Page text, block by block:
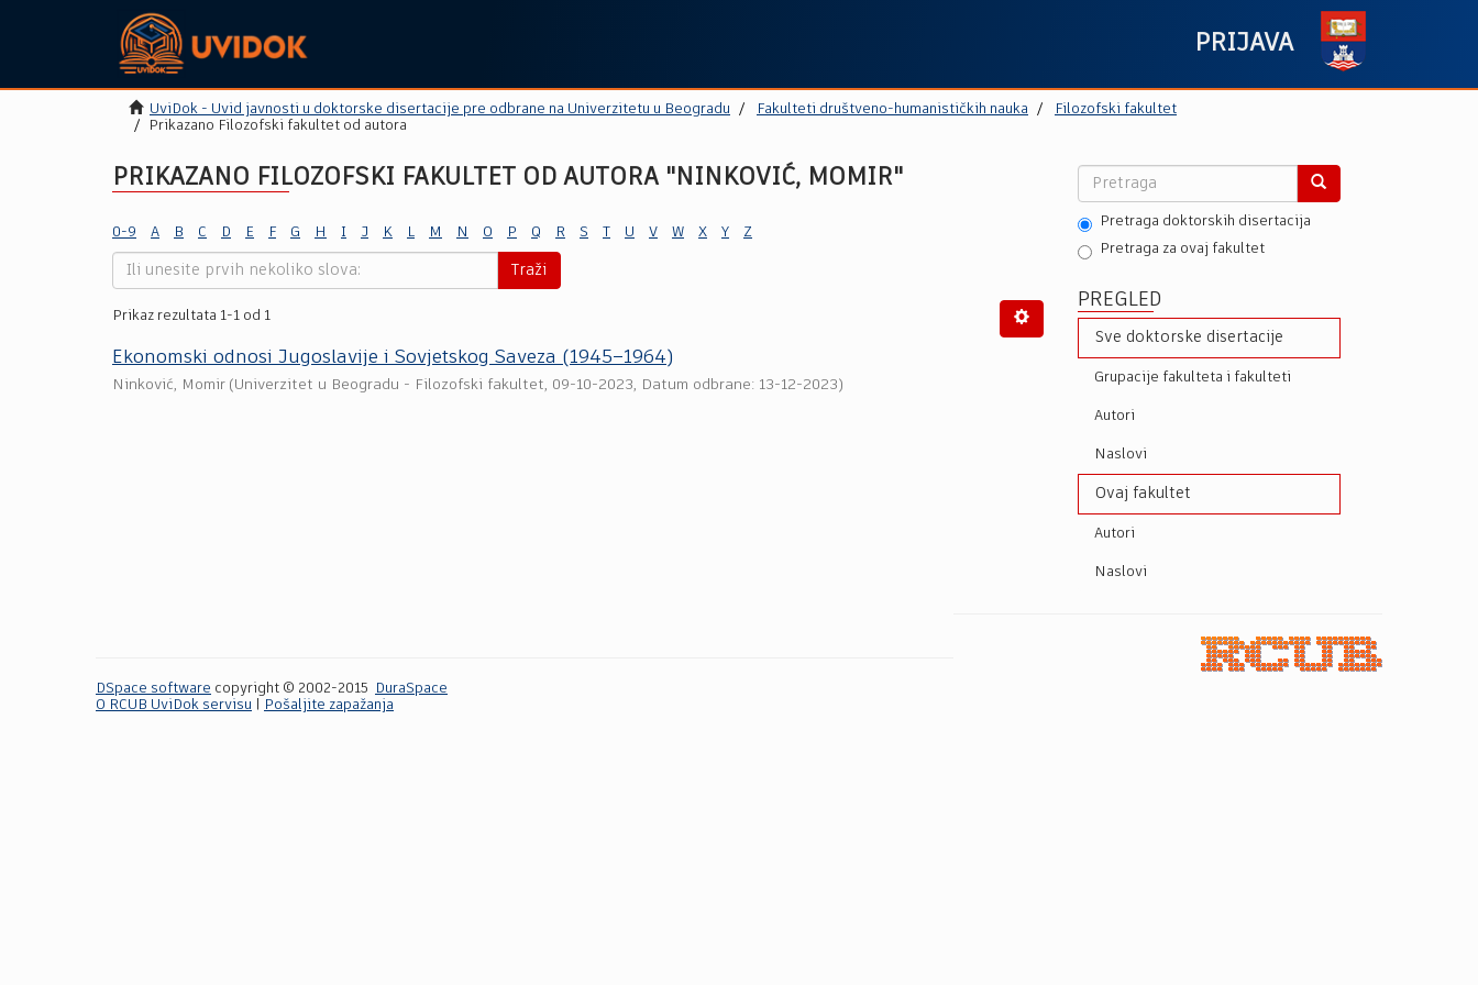
PRIJAVA
UviDok - Uvid javnosti u doktorske disertacije pre odbrane na Univerzitetu u Beogradu Fakulteti društveno-humanističkih nauka
Filozofski fakultet
Prikazano Filozofski fakultet od autora
PRIKAZANO FILOZOFSKI FAKULTET OD AUTORA "NINKOVIĆ, MOMIR"
0-9 A B C D E F G H I J K L M N O P Q R S T U V W X Y Z
Traži
Prikaz rezultata 1-1 od 1
Ekonomski odnosi Jugoslаvije i Sovjetskog Sаvezа (1945–1964)
Ninković, Momir (Univerzitet u Beogradu - Filozofski fakultet, 09-10-2023, Datum odbrane: 13-12-2023)
Pretraga doktorskih disertacija
Pretraga za ovaj fakultet
PREGLED
Sve doktorske disertacije
Grupacije fakulteta i fakulteti
Autori
Naslovi
Ovaj fakultet
Autori
Naslovi
DSpace software copyright © 2002-2015
DuraSpace
O RCUB UviDok servisu
Pošaljite zapažanja